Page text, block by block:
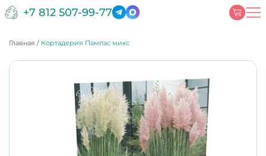
+7 812 507-99-77
Главная / Кортадерия Пампас микс